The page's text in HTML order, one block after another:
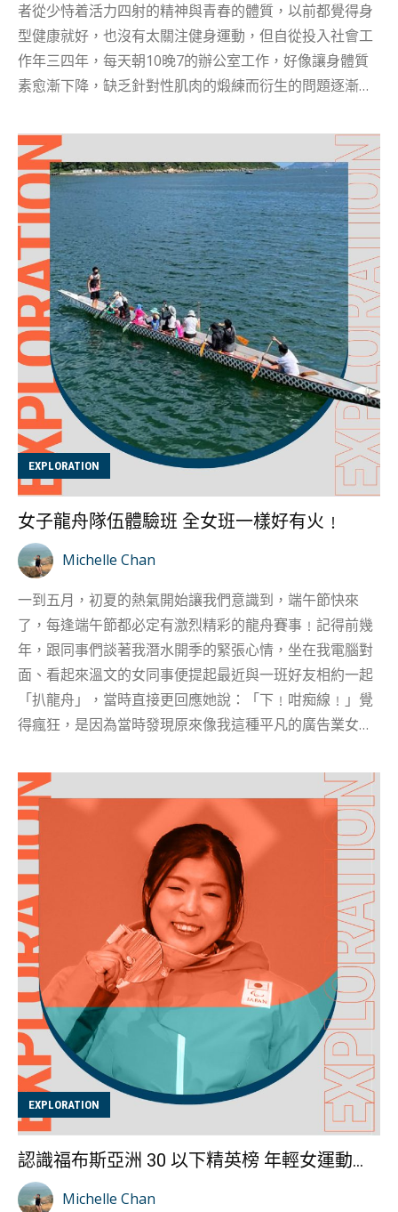
者從少恃着活力四射的精神與青春的體質，以前都覺得身
型健康就好，也沒有太關注健身運動，但自從投入社會工
作年三四年，每天朝10晚7的辦公室工作，好像讓身體質
素愈漸下降，缺乏針對性肌肉的煅練而衍生的問題逐漸浮
為偶爾按摩放鬆一下、拉一筋、看一下中醫針灸痛症自然
能紓緩，然後再過一兩年你便會發現方法只是治標不治
本，然後我開始了解身邊健身的朋友，未必十份健壯「大
隻」，但體態卻筆挺有力，走路上來也是精神滿滿的。其
實，我也深知自己的姿勢問題，終究原因都是身體肌肉缺
乏力量所致，要面對問題改善身心健康，最直接還是建立
健身習慣。 初次踏入健身室 總是忐忑不安？ 現在假設我
們都有時間健身，還有一個心理關口要衝破—「由零開
始」。我跟大部分女生一樣，初時踏入健身室，總是覺得
周遭的人對你投射很多異樣的眼光，雖然知道他人可能是
好奇、但可能也有帶着批判與審視，而這些眼光最容易引
發你對於自己身體不自信的一面。 各位女士們，放心﹗這
種心態編者也十分明白，其實進入一個自己完全不熟悉的
領域，其實感到壓力其實是自然不過的事。有專家們分
析，以 「Gymtimidation」一詞來描述一個人在嘗試使用
健身房的啞鈴或機器時，會感到有壓力，尤其是在他們剛
開始定期鍛煉時。 University of Pittsburgh 教授
Margee Kerr 解釋，去健身房除了運動以外，其實也是種
社交，因此社交相關的壓力與焦慮也容易隨之而來。 「人
類無法停止與他人比較，我們習慣比較彼此之間的差異與
好壞，用以判斷自己是否優於他人，我們從比較的過程中
取得成就感與個人價值。」 —Dr.Margee Kerr 特別在社
交方面，女性一般都比男...
EXPLORATION
女子龍舟隊伍體驗班 全女班一樣好有火﹗
Michelle Chan
一到五月，初夏的熱氣開始讓我們意識到，端午節快來
了，每逢端午節都必定有激烈精彩的龍舟賽事﹗記得前幾
年，跟同事們談著我潛水開季的緊張心情，坐在我電腦對
面、看起來溫文的女同事便提起最近與一班好友相約一起
「扒龍舟」，當時直接更回應她說：「下﹗咁痴線﹗」覺
得瘋狂，是因為當時發現原來像我這種平凡的廣告業女
俗，其實是開埠初期水上漁民祈求神明保佑，扒龍舟參拜
各個灣頭天后廟，祈求龍舟「生生猛猛」，順利作賽作
福，並非一開始就以競賽而生。而漸漸地社會發展後來六
七十年代，大家各自在所屬地區相繼舉行龍舟競渡，邀請
其他灣頭龍舟會參加，藉着活動交流，龍舟盛事愈漸成
熟。 龍舟曾經不能被女性觸碰？ 龍舟起源與祭祀宗教有
關，也自然會有相帶的禁忌，原來昔日的龍舟完全不能讓
女性觸碰，龍舟在避風塘經過女性都要迴避，當時的人們
相信女性接觸或靠近龍舟會影響龍氣。不過隨社會科技知
識發展，現時已經打破以上禁忌，女生除了可以擔任協調
龍舟節奏的鼓手角色，更可以落手落腳扒龍舟﹗ 全女龍舟
體驗班 勇於挑戰自己﹗ 現時更加有機構加入女子龍舟體驗
班，讓更多女性接觸龍舟運動，就好像MERRY SWIMAS
香港水泳社的女子龍舟體驗課程，津津樂道：「全女班龍
舟真係好開心，好團結，成班女仔互相打氣，成件事好有
火﹗」，龍舟課程以往較多由男教練指導，而近年也新增
了少數女教練，能在女學生遇到困難時能更切身地提供建
議及教學。 作為從未接觸龍舟的編者，從小就對龍舟的印
EXPLORATION
認識福布斯亞洲 30 以下精英榜 年輕女運動員精英 村岡桃佳
Michelle Chan